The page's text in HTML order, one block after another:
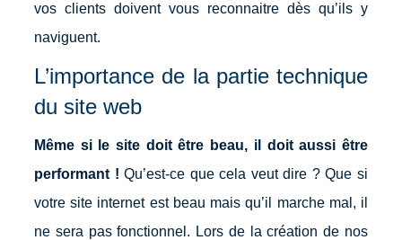
vos clients doivent vous reconnaitre dès qu’ils y
naviguent.
L’importance de la partie technique
du site web
Même si le site doit être beau, il doit aussi être
performant ! Qu’est-ce que cela veut dire ? Que si
votre site internet est beau mais qu’il marche mal, il
ne sera pas fonctionnel. Lors de la création de nos